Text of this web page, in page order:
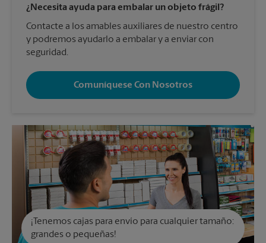
¿Necesita ayuda para embalar un objeto frágil?
Contacte a los amables auxiliares de nuestro centro
y podremos ayudarlo a embalar y a enviar con
seguridad.
Comuníquese Con Nosotros
¡Tenemos cajas para envío para cualquier tamaño:
grandes o pequeñas!